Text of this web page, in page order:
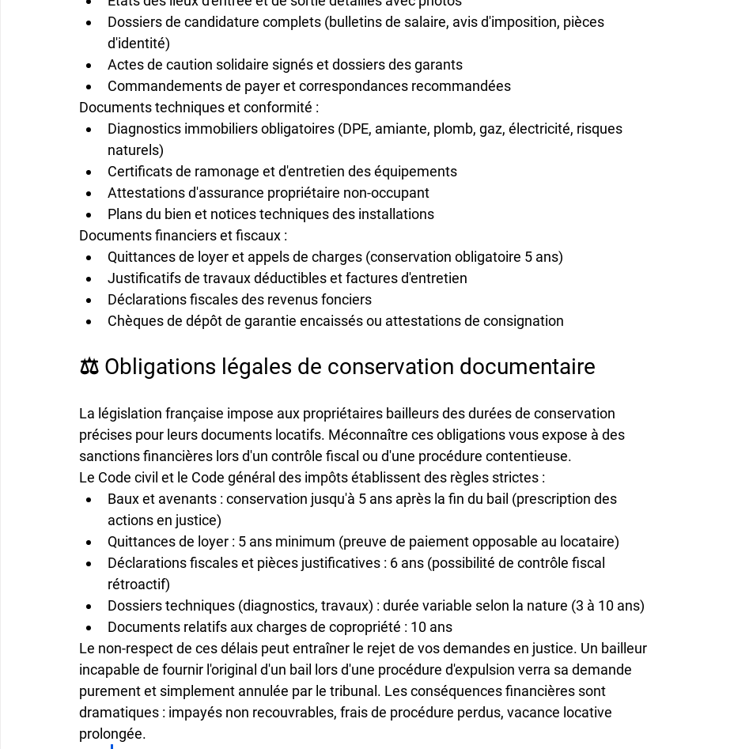
Dossiers de candidature complets (bulletins de salaire, avis d'imposition, pièces
d'identité)
Actes de caution solidaire signés et dossiers des garants
Commandements de payer et correspondances recommandées
Documents techniques et conformité :
Diagnostics immobiliers obligatoires (DPE, amiante, plomb, gaz, électricité, risques
naturels)
Certificats de ramonage et d'entretien des équipements
Attestations d'assurance propriétaire non-occupant
Plans du bien et notices techniques des installations
Documents financiers et fiscaux :
Quittances de loyer et appels de charges (conservation obligatoire 5 ans)
Justificatifs de travaux déductibles et factures d'entretien
Déclarations fiscales des revenus fonciers
Chèques de dépôt de garantie encaissés ou attestations de consignation
⚖️ Obligations légales de conservation documentaire
La législation française impose aux propriétaires bailleurs des durées de conservation
précises pour leurs documents locatifs. Méconnaître ces obligations vous expose à des
sanctions financières lors d'un contrôle fiscal ou d'une procédure contentieuse.
Le Code civil et le Code général des impôts établissent des règles strictes :
Baux et avenants : conservation jusqu'à 5 ans après la fin du bail (prescription des
actions en justice)
Quittances de loyer : 5 ans minimum (preuve de paiement opposable au locataire)
Déclarations fiscales et pièces justificatives : 6 ans (possibilité de contrôle fiscal
rétroactif)
Dossiers techniques (diagnostics, travaux) : durée variable selon la nature (3 à 10 ans)
Documents relatifs aux charges de copropriété : 10 ans
Le non-respect de ces délais peut entraîner le rejet de vos demandes en justice. Un bailleur
incapable de fournir l'original d'un bail lors d'une procédure d'expulsion verra sa demande
purement et simplement annulée par le tribunal. Les conséquences financières sont
dramatiques : impayés non recouvrables, frais de procédure perdus, vacance locative
prolongée.